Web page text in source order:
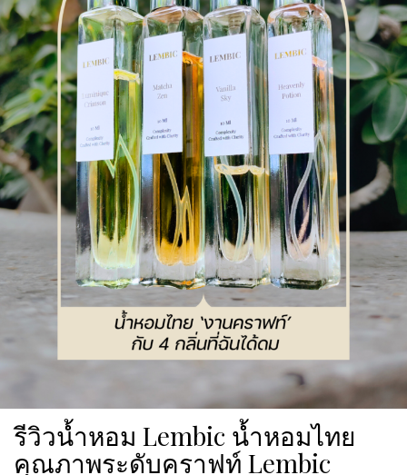
รีวิวน้ำหอม Lembic น้ำหอมไทย
คุณภาพระดับคราฟท์ Lembic